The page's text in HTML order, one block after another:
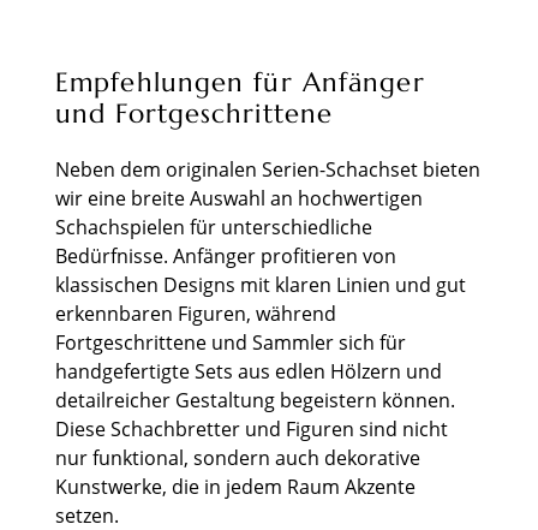
Empfehlungen für Anfänger
und Fortgeschrittene
Neben dem originalen Serien-Schachset bieten
wir eine breite Auswahl an hochwertigen
Schachspielen für unterschiedliche
Bedürfnisse. Anfänger profitieren von
klassischen Designs mit klaren Linien und gut
erkennbaren Figuren, während
Fortgeschrittene und Sammler sich für
handgefertigte Sets aus edlen Hölzern und
detailreicher Gestaltung begeistern können.
Diese Schachbretter und Figuren sind nicht
nur funktional, sondern auch dekorative
Kunstwerke, die in jedem Raum Akzente
setzen.